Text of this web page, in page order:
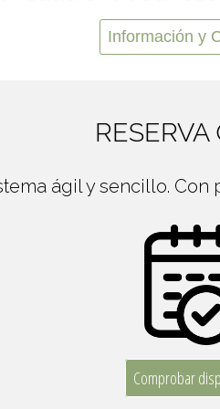
Información y
ágil y sencillo. Con
Comprobar